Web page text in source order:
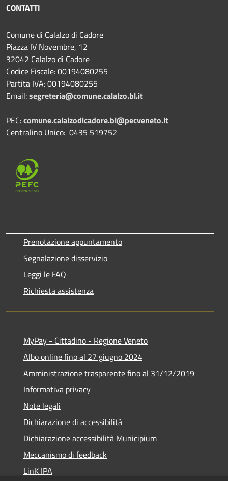
CONTATTI
Comune di Calalzo di Cadore
Piazza IV Novembre, 12
32042 Calalzo di Cadore
Codice Fiscale: 00194080255
Partita IVA: 00194080255
Email:segreteria@comune.calalzo.bl.it
PEC:comune.calalzodicadore.bl@pecveneto.it
Centralino Unico: 0435 519752
Prenotazione appuntamento
Segnalazione disservizio
Leggi le FAQ
Richiesta assistenza
MyPay - Cittadino - Regione Veneto
Albo online fino al 27 giugno 2024
Amministrazione trasparente fino al 31/12/2019
Informativa privacy
Note legali
Dichiarazione di accessibilità
Dichiarazione accessibilità Municipium
Meccanismo di feedback
LinK IPA